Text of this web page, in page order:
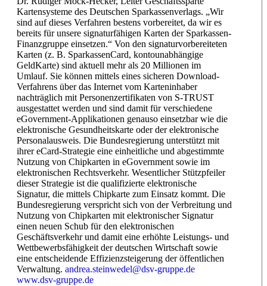
Kartensysteme des Deutschen Sparkassenverlags. „Wir
sind auf dieses Verfahren bestens vorbereitet, da wir es
bereits für unsere signaturfähigen Karten der Sparkassen-
Finanzgruppe einsetzen.“ Von den signaturvorbereiteten
Karten (z. B. SparkassenCard, kontounabhängige
GeldKarte) sind aktuell mehr als 20 Millionen im
Umlauf. Sie können mittels eines sicheren Download-
Verfahrens über das Internet vom Karteninhaber
nachträglich mit Personenzertifikaten von S-TRUST
ausgestattet werden und sind damit für verschiedene
eGovernment-Applikationen genauso einsetzbar wie die
elektronische Gesundheitskarte oder der elektronische
Personalausweis. Die Bundesregierung unterstützt mit
ihrer eCard-Strategie eine einheitliche und abgestimmte
Nutzung von Chipkarten in eGovernment sowie im
elektronischen Rechtsverkehr. Wesentlicher Stützpfeiler
dieser Strategie ist die qualifizierte elektronische
Signatur, die mittels Chipkarte zum Einsatz kommt. Die
Bundesregierung verspricht sich von der Verbreitung und
Nutzung von Chipkarten mit elektronischer Signatur
einen neuen Schub für den elektronischen
Geschäftsverkehr und damit eine erhöhte Leistungs- und
Wettbewerbsfähigkeit der deutschen Wirtschaft sowie
eine entscheidende Effizienzsteigerung der öffentlichen
Verwaltung. andrea.steinwedel@dsv-gruppe.de
www.dsv-gruppe.de